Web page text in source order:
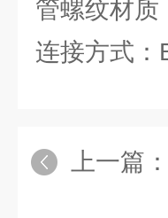
管螺纹材质
连接方式：
上一篇：